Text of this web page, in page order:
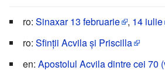
ro: Sinaxar 13 februarie , 14 iulie
ro: Sfinții Acvila și Priscilla
en: Apostolul Acvila dintre cei 70